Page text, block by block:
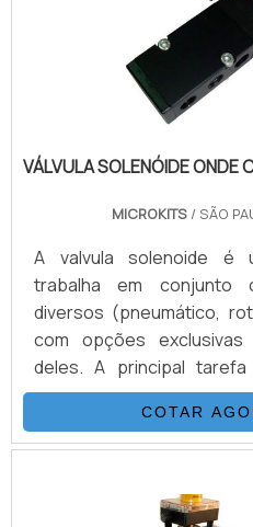
aberto, contato fechado
VÁLVULA SOLENÓIDE ONDE
MICROKITS/ SÃO
A valvula solenoide é
trabalha em conjunto
diversos (pneumático,
com opções
deles. A principal tarefa
pelo equipamento é o
fluídos de maneira
encaixe para atuadores
processo em que o
COTAR